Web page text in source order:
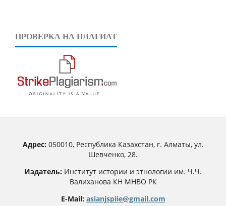
ПРОВЕРКА НА ПЛАГИАТ
Адрес:050010, Республика Казахстан, г. Алматы, ул.
Шевченко, 28.
Издатель: Институт истории и этнологии им. Ч.Ч.
Валиханова КН МНВО РК
E-Mail: asianjspiie@gmail.com